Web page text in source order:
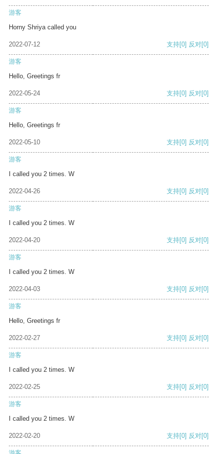
游客
Horny Shriya called you
2022-07-12 支持[0] 反对[0]
游客
Hello, Greetings fr
2022-05-24 支持[0] 反对[0]
游客
Hello, Greetings fr
2022-05-10 支持[0] 反对[0]
游客
I called you 2 times. W
2022-04-26 支持[0] 反对[0]
游客
I called you 2 times. W
2022-04-20 支持[0] 反对[0]
游客
I called you 2 times. W
2022-04-03 支持[0] 反对[0]
游客
Hello, Greetings fr
2022-02-27 支持[0] 反对[0]
游客
I called you 2 times. W
2022-02-25 支持[0] 反对[0]
游客
I called you 2 times. W
2022-02-20 支持[0] 反对[0]